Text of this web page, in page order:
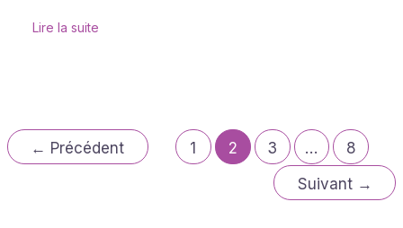
Lire la suite
← Précédent 1 2 3 …
8
Suivant →